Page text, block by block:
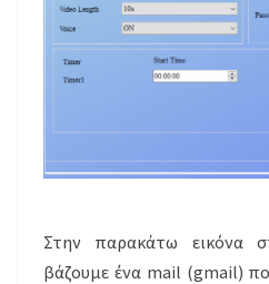
Στην παρακάτω εικόνα
βάζουμε ένα mail (gmail)